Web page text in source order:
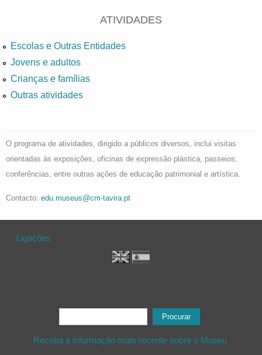
ATIVIDADES
Escolas e Outras Entidades
Jovens e adultos
Crianças e famílias
Outras atividades
O programa de atividades, dirigido a públicos diversos, inclui visitas
orientadas às exposições, oficinas de expressão plástica, passeios,
conferências, entre outras ações de educação patrimonial e artística.
Contacto: edu.museus@cm-tavira.pt
Ligações
Formulário de procura
Receba a informação mais recente sobre o Museu